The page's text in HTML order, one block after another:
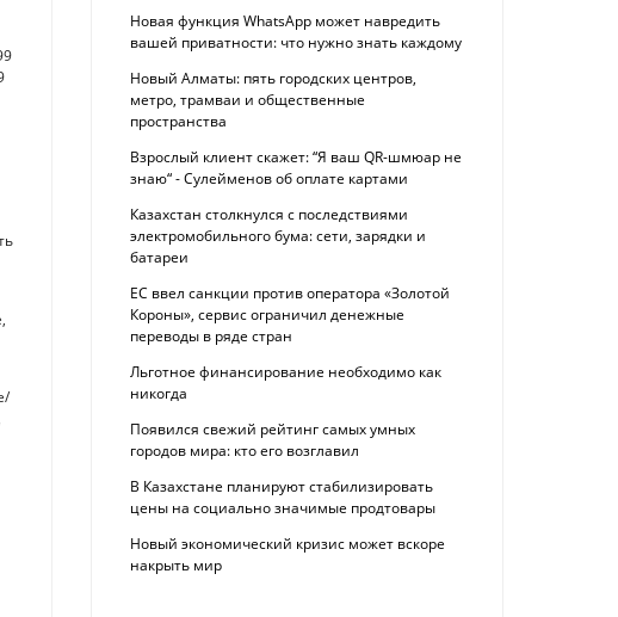
Новая функция WhatsApp может навредить
вашей приватности: что нужно знать каждому
Новый Алматы: пять городских центров,
метро, трамваи и общественные
пространства
Взрослый клиент скажет: “Я ваш QR-шмюар не
знаю“ - Сулейменов об оплате картами
Казахстан столкнулся с последствиями
электромобильного бума: сети, зарядки и
батареи
ЕС ввел санкции против оператора «Золотой
Короны», сервис ограничил денежные
переводы в ряде стран
Льготное финансирование необходимо как
никогда
Появился свежий рейтинг самых умных
городов мира: кто его возглавил
В Казахстане планируют стабилизировать
цены на социально значимые продтовары
Новый экономический кризис может вскоре
накрыть мир